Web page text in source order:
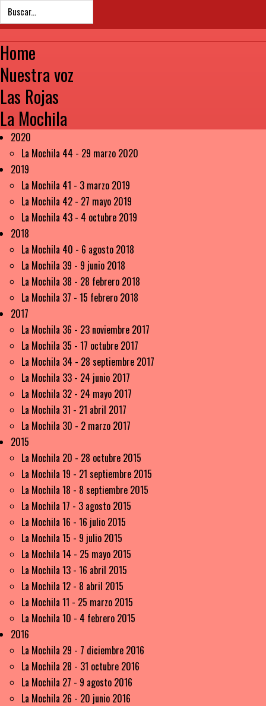
Home
Nuestra voz
Las Rojas
La Mochila
2020
La Mochila 44 - 29 marzo 2020
2019
La Mochila 41 - 3 marzo 2019
La Mochila 42 - 27 mayo 2019
La Mochila 43 - 4 octubre 2019
2018
La Mochila 40 - 6 agosto 2018
La Mochila 39 - 9 junio 2018
La Mochila 38 - 28 febrero 2018
La Mochila 37 - 15 febrero 2018
2017
La Mochila 36 - 23 noviembre 2017
La Mochila 35 - 17 octubre 2017
La Mochila 34 - 28 septiembre 2017
La Mochila 33 - 24 junio 2017
La Mochila 32 - 24 mayo 2017
La Mochila 31 - 21 abril 2017
La Mochila 30 - 2 marzo 2017
2015
La Mochila 20 - 28 octubre 2015
La Mochila 19 - 21 septiembre 2015
La Mochila 18 - 8 septiembre 2015
La Mochila 17 - 3 agosto 2015
La Mochila 16 - 16 julio 2015
La Mochila 15 - 9 julio 2015
La Mochila 14 - 25 mayo 2015
La Mochila 13 - 16 abril 2015
La Mochila 12 - 8 abril 2015
La Mochila 11 - 25 marzo 2015
La Mochila 10 - 4 febrero 2015
2016
La Mochila 29 - 7 diciembre 2016
La Mochila 28 - 31 octubre 2016
La Mochila 27 - 9 agosto 2016
La Mochila 26 - 20 junio 2016